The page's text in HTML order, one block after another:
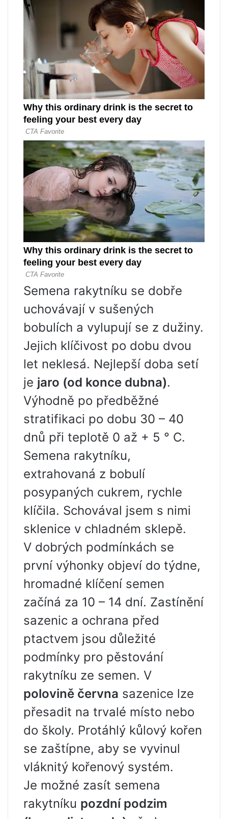
Semena rakytníku se dobře
uchovávají v sušených
bobulích a vylupují se z dužiny.
Jejich klíčivost po dobu dvou
let neklesá. Nejlepší doba setí
je jaro (od konce dubna).
Výhodně po předběžné
stratifikaci po dobu 30 – 40
dnů při teplotě 0 až + 5 ° C.
Semena rakytníku,
extrahovaná z bobulí
posypaných cukrem, rychle
klíčila. Schovával jsem s nimi
sklenice v chladném sklepě.
V dobrých podmínkách se
první výhonky objeví do týdne,
hromadné klíčení semen
začíná za 10 – 14 dní. Zastínění
sazenic a ochrana před
ptactvem jsou důležité
podmínky pro pěstování
rakytníku ze semen. V
polovině června sazenice lze
přesadit na trvalé místo nebo
do školy. Protáhlý kůlový kořen
se zaštípne, aby se vyvinul
vláknitý kořenový systém.
Je možné zasít semena
rakytníku pozdní podzim